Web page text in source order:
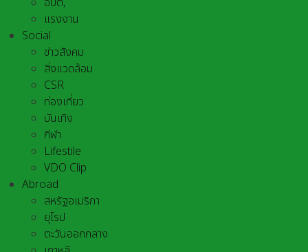
แรงงาน
Social
ข่าวสังคม
สิ่งแวดล้อม
CSR
ท่องเที่ยว
บันเทิง
กีฬา
Lifestile
VDO Clip
Abroad
สหรัฐอเมริกา
ยุโรป
ตะวันออกกลาง